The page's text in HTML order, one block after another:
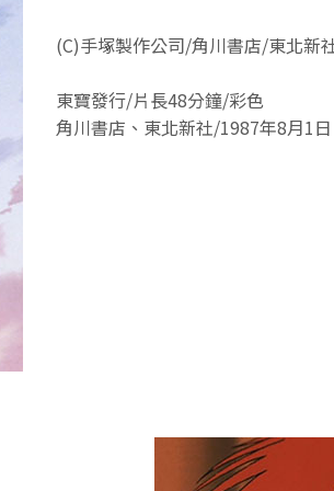
(C)手塚製作公司/角川書店/東北新
東寶發行/片長48分鐘/彩色
角川書店、東北新社/1987年8月1日